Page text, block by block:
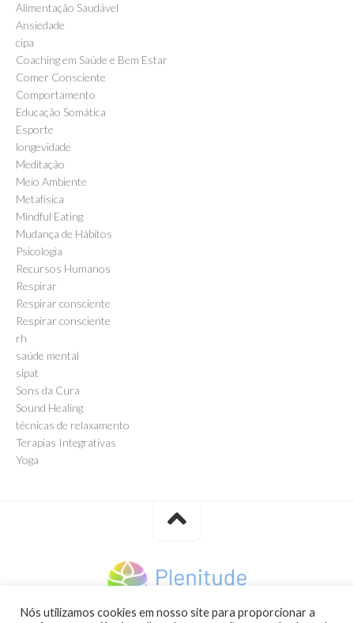
Alimentação Saudável
Ansiedade
cipa
Coaching em Saúde e Bem Estar
Comer Consciente
Comportamento
Educação Somática
Esporte
longevidade
Meditação
Meio Ambiente
Metafísica
Mindful Eating
Mudança de Hábitos
Psicologia
Recursos Humanos
Respirar
Respirar consciente
Respirar consciente
rh
saúde mental
sipat
Sons da Cura
Sound Healing
técnicas de relaxamento
Terapias Integrativas
Yoga
Nós utilizamos cookies em nosso site para proporcionar a